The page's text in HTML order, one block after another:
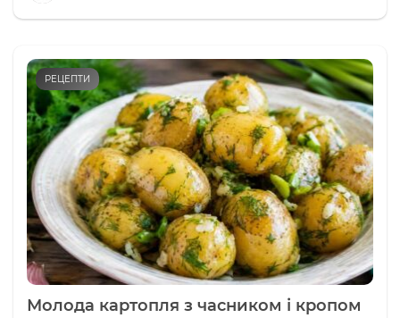
РЕЦЕПТИ
Молода картопля з часником і кропом